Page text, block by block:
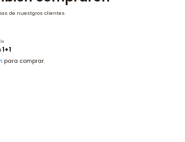
de nuestgros clientes.
para comprar.